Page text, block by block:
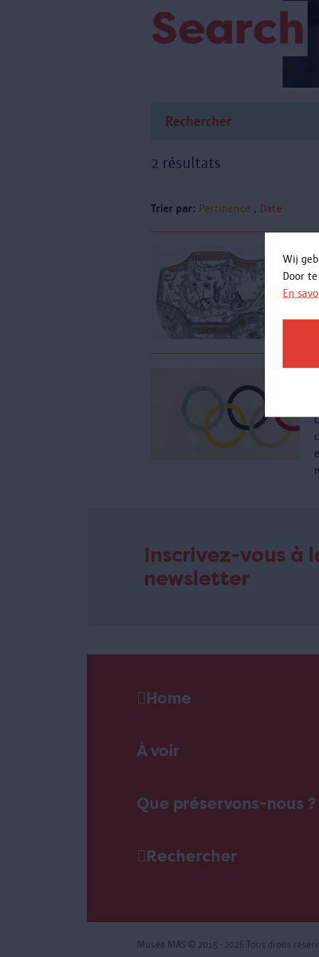
Wij
Door
En
Search
2 résultats
Trier par: Pertinence Date
Inscrivez-vous à
newsletter
Home
À voir
Que préservons-nous ?
Rechercher
Musée MAS © 2015 - 2026 Tous droits